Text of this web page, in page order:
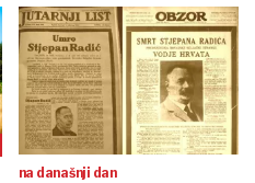
na današnji dan